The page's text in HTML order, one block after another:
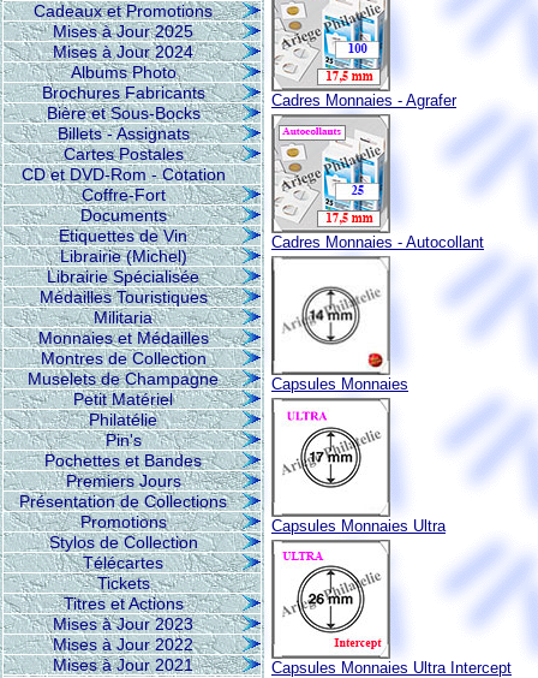
Cadeaux et Promotions
Mises à Jour 2025
Mises à Jour 2024
Albums Photo
Brochures Fabricants
Bière et Sous-Bocks
Billets - Assignats
Cartes Postales
CD et DVD-Rom - Cotation
Coffre-Fort
Documents
Etiquettes de Vin
Librairie (Michel)
Librairie Spécialisée
Médailles Touristiques
Militaria
Monnaies et Médailles
Montres de Collection
Muselets de Champagne
Petit Matériel
Philatélie
Pin's
Pochettes et Bandes
Premiers Jours
Présentation de Collections
Promotions
Stylos de Collection
Télécartes
Tickets
Titres et Actions
Mises à Jour 2023
Mises à Jour 2022
Mises à Jour 2021
Cadres Monnaies - Agrafer
Cadres Monnaies - Autocollant
Capsules Monnaies
Capsules Monnaies Ultra
Capsules Monnaies Ultra Intercept